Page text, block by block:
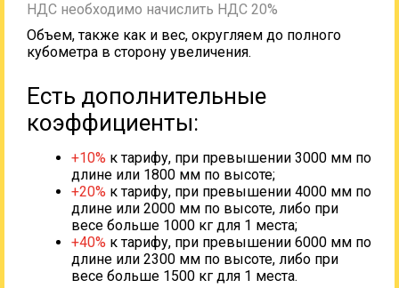
НДС необходимо начислить НДС 20%
Объем, также как и вес, округляем до полного
кубометра в сторону увеличения.
Есть дополнительные
коэффициенты:
+10% к тарифу, при превышении 3000 мм по
длине или 1800 мм по высоте;
+20% к тарифу, при превышении 4000 мм по
длине или 2000 мм по высоте, либо при
весе больше 1000 кг для 1 места;
+40% к тарифу, при превышении 6000 мм по
длине или 2300 мм по высоте, либо при
весе больше 1500 кг для 1 места.